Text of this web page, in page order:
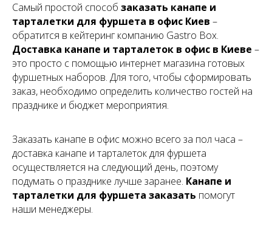
Самый простой способ заказать канапе и
тарталетки для фуршета в офис Киев –
обратится в кейтеринг компанию Gastro Box.
Доставка канапе и тарталеток в офис в Киеве –
это просто с помощью интернет магазина готовых
фуршетных наборов. Для того, чтобы сформировать
заказ, необходимо определить количество гостей на
празднике и бюджет мероприятия.
Заказать канапе в офис можно всего за пол часа –
доставка канапе и тарталеток для фуршета
осуществляется на следующий день, поэтому
подумать о празднике лучше заранее. Канапе и
тарталетки для фуршета заказать помогут
наши менеджеры.